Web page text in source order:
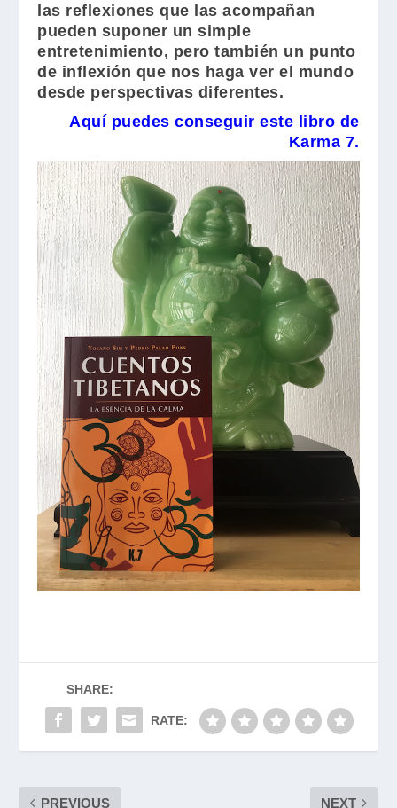
las reflexiones que las acompañan
pueden suponer un simple
entretenimiento, pero también un punto
de inflexión que nos haga ver el mundo
desde perspectivas diferentes.
Aquí puedes conseguir este libro de
Karma 7.
SHARE:
RATE:
PREVIOUS NEXT